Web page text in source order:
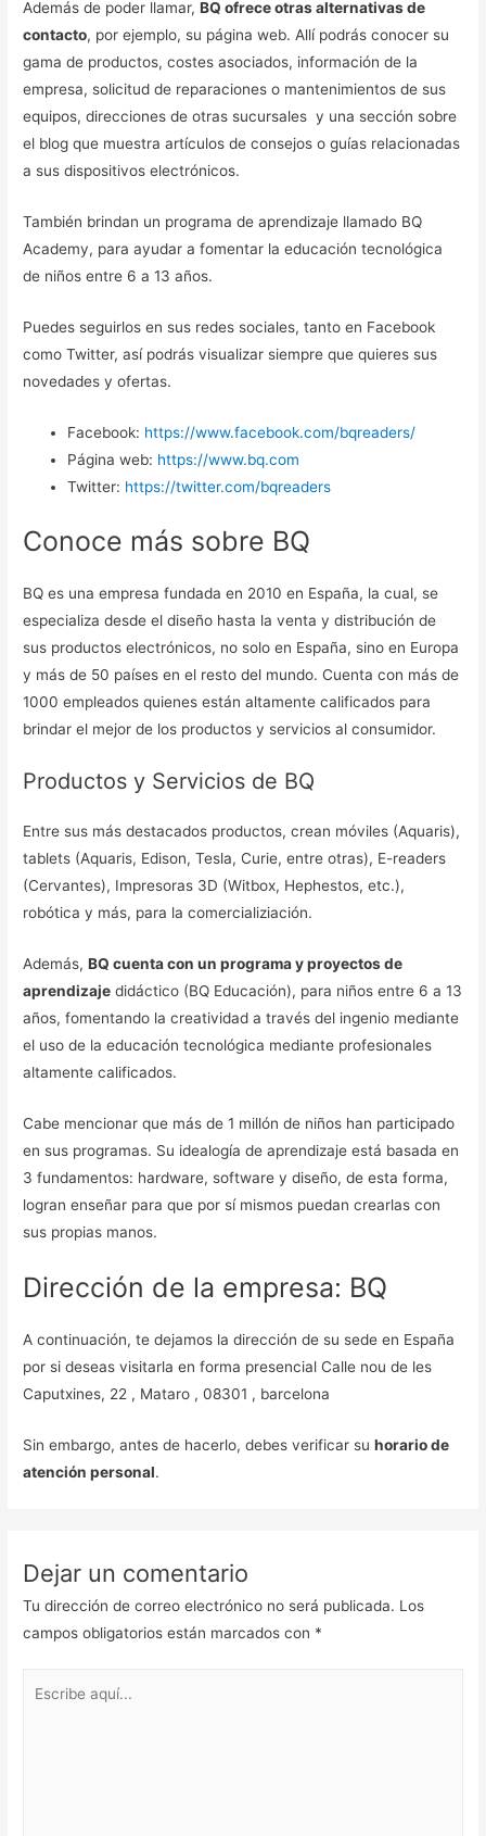
Además de poder llamar,BQ ofrece otras alternativas de
contacto, por ejemplo, su página web. Allí podrás conocer su
gama de productos, costes asociados, información de la
empresa, solicitud de reparaciones o mantenimientos de sus
equipos, direcciones de otras sucursales y una sección sobre
el blog que muestra artículos de consejos o guías relacionadas
a sus dispositivos electrónicos.
También brindan un programa de aprendizaje llamado BQ
Academy, para ayudar a fomentar la educación tecnológica
de niños entre 6 a 13 años.
Puedes seguirlos en sus redes sociales, tanto en Facebook
como Twitter, así podrás visualizar siempre que quieres sus
novedades y ofertas.
Facebook: https://www.facebook.com/bqreaders/
Página web: https://www.bq.com
Twitter: https://twitter.com/bqreaders
Conoce más sobre BQ
BQ es una empresa fundada en 2010 en España, la cual, se
especializa desde el diseño hasta la venta y distribución de
sus productos electrónicos, no solo en España, sino en Europa
y más de 50 países en el resto del mundo. Cuenta con más de
1000 empleados quienes están altamente calificados para
brindar el mejor de los productos y servicios al consumidor.
Productos y Servicios de BQ
Entre sus más destacados productos, crean móviles (Aquaris),
tablets (Aquaris, Edison, Tesla, Curie, entre otras), E-readers
(Cervantes), Impresoras 3D (Witbox, Hephestos, etc.),
robótica y más, para la comercializiación.
Además,BQ cuenta con un programa y proyectos de
aprendizaje didáctico (BQ Educación), para niños entre 6 a 13
años, fomentando la creatividad a través del ingenio mediante
el uso de la educación tecnológica mediante profesionales
altamente calificados.
Cabe mencionar que más de 1 millón de niños han participado
en sus programas. Su idealogía de aprendizaje está basada en
3 fundamentos: hardware, software y diseño, de esta forma,
logran enseñar para que por sí mismos puedan crearlas con
sus propias manos.
Dirección de la empresa: BQ
A continuación, te dejamos la dirección de su sede en España
por si deseas visitarla en forma presencial Calle nou de les
Caputxines, 22 , Mataro , 08301 , barcelona
Sin embargo, antes de hacerlo, debes verificar suhorario de
atención personal.
Dejar un comentario
Tu dirección de correo electrónico no será publicada. Los
campos obligatorios están marcados con *